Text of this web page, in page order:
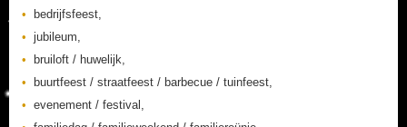
bedrijfsfeest,
jubileum,
bruiloft / huwelijk,
buurtfeest / straatfeest / barbecue / tuinfeest,
evenement / festival,